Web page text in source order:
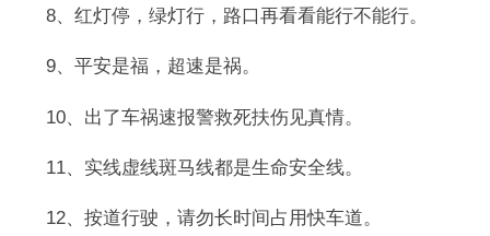
8、红灯停，绿灯行，路口再看看能行不能行。
9、平安是福，超速是祸。
10、出了车祸速报警救死扶伤见真情。
11、实线虚线斑马线都是生命安全线。
12、按道行驶，请勿长时间占用快车道。